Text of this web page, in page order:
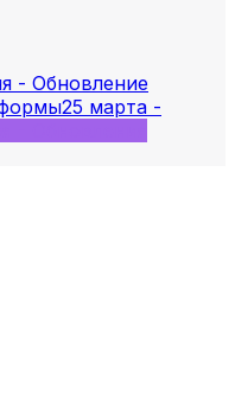
- Обновление
25 марта -